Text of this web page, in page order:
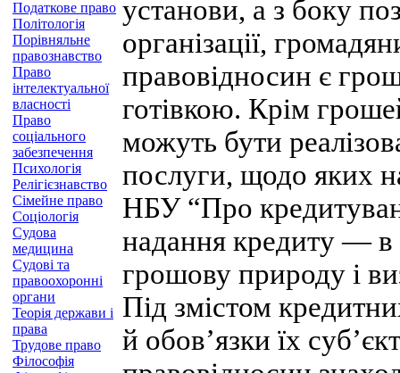
Податкове право
Політологія
Порівняльне
правознавство
Право
інтелектуальної
власності
Право
соціального
забезпечення
Психологія
Релігієзнавство
Сімейне право
Соціологія
Судова
медицина
Судові та
правоохоронні
органи
Теорія держави і
права
Трудове право
Філософія
установи, а з боку
організації,
правовідносин є
готівкою. Крім
можуть бути
послуги, щодо яких
НБУ “Про
надання кредиту — в
грошову природу і
Під змістом
й обов’язки їх